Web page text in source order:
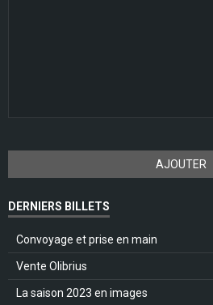
AJOUTER
DERNIERS BILLETS
Convoyage et prise en main
Vente Olibrius
La saison 2023 en images